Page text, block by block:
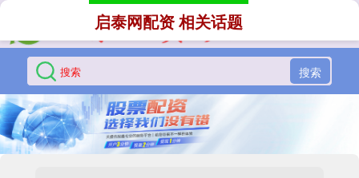
搜索
启泰网配资 相关话题